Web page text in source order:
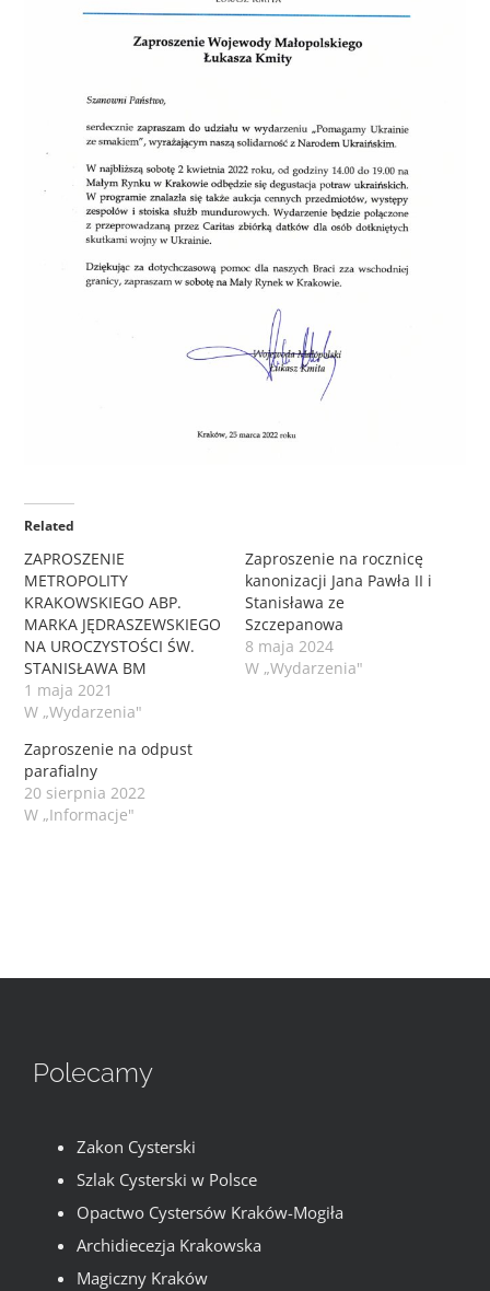
Related
ZAPROSZENIE
METROPOLITY
KRAKOWSKIEGO ABP.
MARKA JĘDRASZEWSKIEGO
NA UROCZYSTOŚCI ŚW.
STANISŁAWA BM
1 maja 2021
W „Wydarzenia"
Zaproszenie na rocznicę
kanonizacji Jana Pawła II i
Stanisława ze
Szczepanowa
8 maja 2024
W „Wydarzenia"
Zaproszenie na odpust
parafialny
20 sierpnia 2022
W „Informacje"
Polecamy
Zakon Cysterski
Szlak Cysterski w Polsce
Opactwo Cystersów Kraków-Mogiła
Archidiecezja Krakowska
Magiczny Kraków